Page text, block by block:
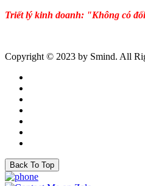
Triết lý kinh doanh: "Không có
Copyright © 2023 by Smind. All
Back To Top